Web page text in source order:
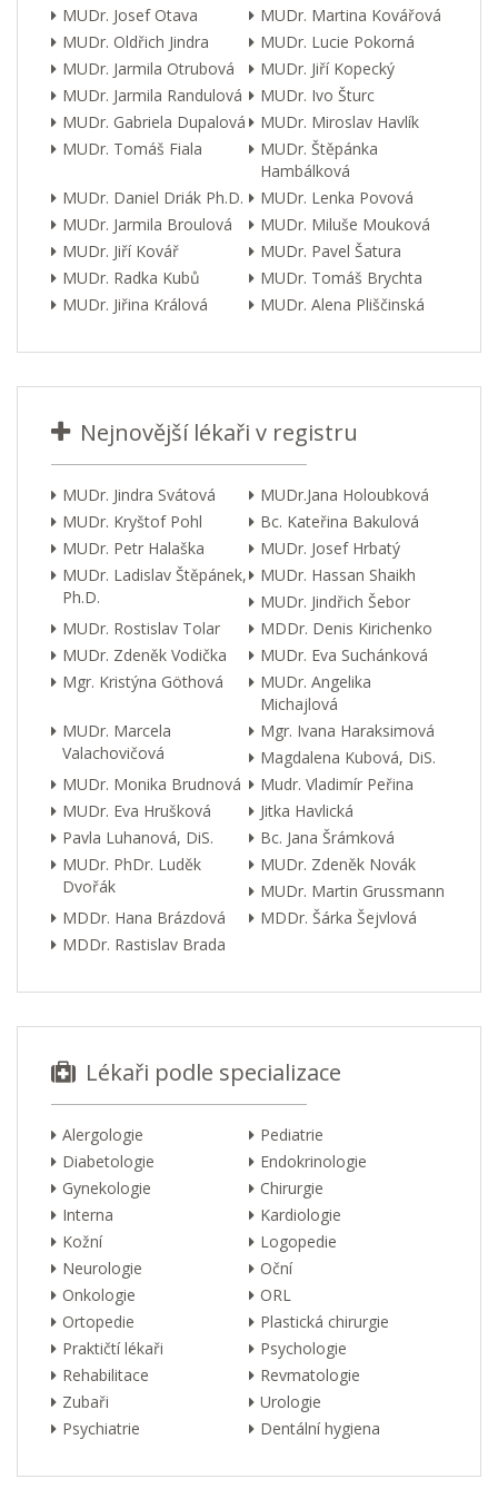
MUDr. Josef Otava
MUDr. Martina Kovářová
MUDr. Oldřich Jindra
MUDr. Lucie Pokorná
MUDr. Jarmila Otrubová
MUDr. Jiří Kopecký
MUDr. Jarmila Randulová
MUDr. Ivo Šturc
MUDr. Gabriela Dupalová
MUDr. Miroslav Havlík
MUDr. Tomáš Fiala
MUDr. Štěpánka
Hambálková
MUDr. Daniel Driák Ph.D.
MUDr. Lenka Povová
MUDr. Jarmila Broulová
MUDr. Miluše Mouková
MUDr. Jiří Kovář
MUDr. Pavel Šatura
MUDr. Radka Kubů
MUDr. Tomáš Brychta
MUDr. Jiřina Králová
MUDr. Alena Pliščinská
Nejnovější lékaři v registru
MUDr. Jindra Svátová
MUDr.Jana Holoubková
MUDr. Kryštof Pohl
Bc. Kateřina Bakulová
MUDr. Petr Halaška
MUDr. Josef Hrbatý
MUDr. Ladislav Štěpánek,
Ph.D.
MUDr. Hassan Shaikh
MUDr. Jindřich Šebor
MUDr. Rostislav Tolar
MDDr. Denis Kirichenko
MUDr. Zdeněk Vodička
MUDr. Eva Suchánková
Mgr. Kristýna Göthová
MUDr. Angelika
Michajlová
MUDr. Marcela
Valachovičová
Mgr. Ivana Haraksimová
Magdalena Kubová, DiS.
MUDr. Monika Brudnová
Mudr. Vladimír Peřina
MUDr. Eva Hrušková
Jitka Havlická
Pavla Luhanová, DiS.
Bc. Jana Šrámková
MUDr. PhDr. Luděk
Dvořák
MUDr. Zdeněk Novák
MUDr. Martin Grussmann
MDDr. Hana Brázdová
MDDr. Šárka Šejvlová
MDDr. Rastislav Brada
Lékaři podle specializace
Alergologie
Pediatrie
Diabetologie
Endokrinologie
Gynekologie
Chirurgie
Interna
Kardiologie
Kožní
Logopedie
Neurologie
Oční
Onkologie
ORL
Ortopedie
Plastická chirurgie
Praktičtí lékaři
Psychologie
Rehabilitace
Revmatologie
Zubaři
Urologie
Psychiatrie
Dentální hygiena